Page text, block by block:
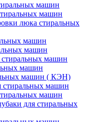
машин
машин
люка стиральных
машин
машин
стиральных машин
машин
машин ( КЭН)
стиральных машин
машин
для стиральных